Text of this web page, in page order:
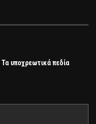
Τα υποχρεωτικά πεδία